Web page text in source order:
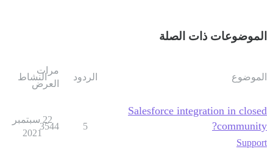
الموضوعات ذات الصلة
الموضوع الردود
مرات
العرض
النشاط
Salesforce integration in closed
community?
Support
5
3544
22 سبتمبر
2021